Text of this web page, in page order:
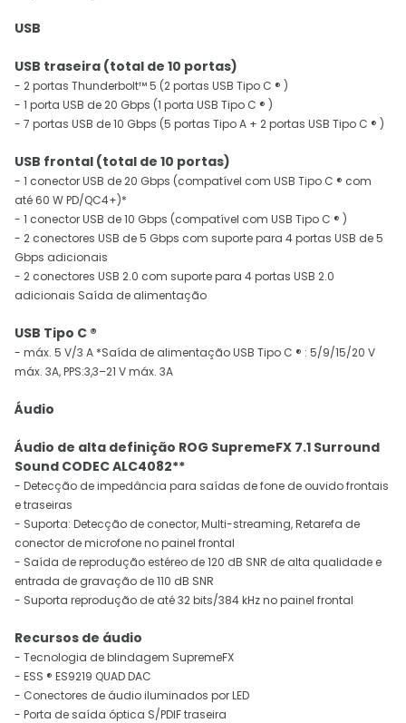
USB
USB traseira (total de 10 portas)
- 2 portas Thunderbolt™ 5 (2 portas USB Tipo C ® )
- 1 porta USB de 20 Gbps (1 porta USB Tipo C ® )
- 7 portas USB de 10 Gbps (5 portas Tipo A + 2 portas USB Tipo C ® )
USB frontal (total de 10 portas)
- 1 conector USB de 20 Gbps (compatível com USB Tipo C ® com
até 60 W PD/QC4+)*
- 1 conector USB de 10 Gbps (compatível com USB Tipo C ® )
- 2 conectores USB de 5 Gbps com suporte para 4 portas USB de 5
Gbps adicionais
- 2 conectores USB 2.0 com suporte para 4 portas USB 2.0
adicionais Saída de alimentação
USB Tipo C ®
- máx. 5 V/3 A *Saída de alimentação USB Tipo C ® : 5/9/15/20 V
máx. 3A, PPS:3,3–21 V máx. 3A
Áudio
Áudio de alta definição ROG SupremeFX 7.1 Surround
Sound CODEC ALC4082**
- Detecção de impedância para saídas de fone de ouvido frontais
e traseiras
- Suporta: Detecção de conector, Multi-streaming, Retarefa de
conector de microfone no painel frontal
- Saída de reprodução estéreo de 120 dB SNR de alta qualidade e
entrada de gravação de 110 dB SNR
- Suporta reprodução de até 32 bits/384 kHz no painel frontal
Recursos de áudio
- Tecnologia de blindagem SupremeFX
- ESS ® ES9219 QUAD DAC
- Conectores de áudio iluminados por LED
- Porta de saída óptica S/PDIF traseira